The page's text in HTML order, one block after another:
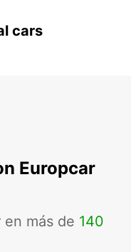
cars
Europcar
más de 140